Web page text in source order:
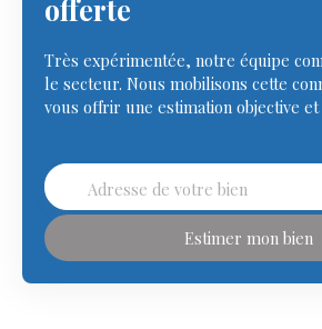
offerte
Très expérimentée, notre équipe
le secteur. Nous mobilisons cette
vous offrir une estimation objective
Adresse de votre bien
Estimer mon bien